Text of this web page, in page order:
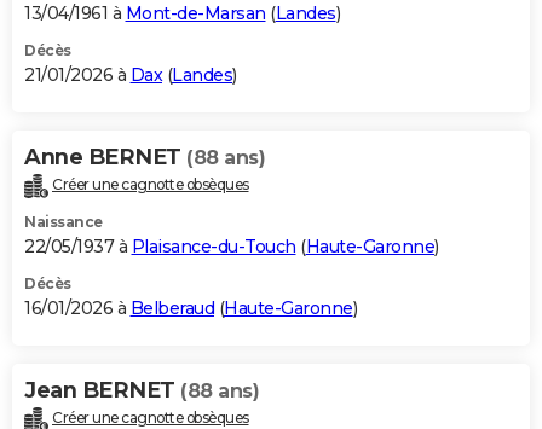
13/04/1961 à Mont-de-Marsan (Landes)
Décès
21/01/2026 à Dax(Landes)
Anne BERNET (88 ans)
Créer une cagnotte obsèques
Naissance
22/05/1937 à Plaisance-du-Touch (Haute-Garonne)
Décès
16/01/2026 à Belberaud (Haute-Garonne)
Jean BERNET (88 ans)
Créer une cagnotte obsèques